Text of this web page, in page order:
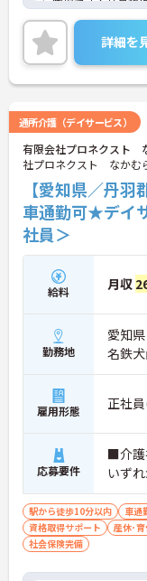
い職場です！社員旅
ートホテルを格安利
ご興味のある方は、
で、お気軽にご連絡
詳細を
通所介護（デイサービス）
有限会社プロネクスト
社プロネクスト なかむ
【愛知県／丹
車通勤可★デイ
社員＞
給料 月収
勤務地
愛知
名鉄
雇用形態 正社
応募要件
■介護
いず
駅から徒歩10分以内 車通
資格取得サポート
産休･
社会保険完備